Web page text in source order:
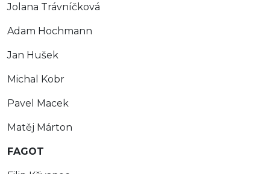
Jolana Trávníčková
Adam Hochmann
Jan Hušek
Michal Kobr
Pavel Macek
Matěj Márton
FAGOT